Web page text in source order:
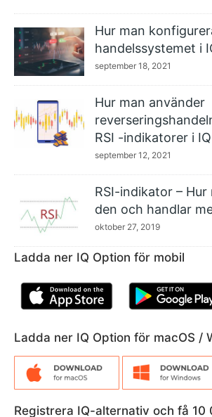
Hur man
handelssystemet i
september 18, 2021
Hur man använder
RSI -indikatorer i
september 12, 2021
RSI-indikator –
den och handlar
oktober 27, 2019
Ladda ner IQ Option för mobil
Ladda ner IQ Option för macOS /
Registrera IQ-alternativ och få 10